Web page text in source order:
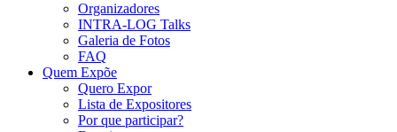
Organizadores
INTRA-LOG Talks
Galeria de Fotos
FAQ
Quem Expõe
Quero Expor
Lista de Expositores
Por que participar?